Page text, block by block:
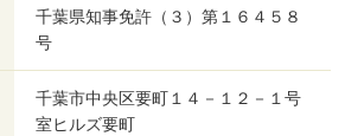
千葉県知事免許（３）第１６４５８
号
千葉市中央区要町１４－１２－１号
室ヒルズ要町